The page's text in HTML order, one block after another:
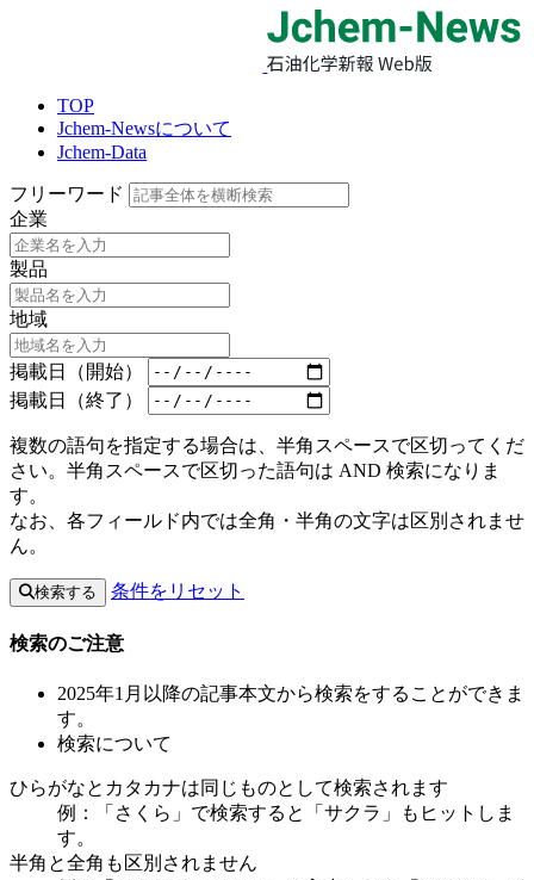
TOP
Jchem-Newsについて
Jchem-Data
フリーワード
企業
製品
地域
掲載日（開始）
掲載日（終了）
複数の語句を指定する場合は、半角スペースで区切ってくだ
さい。半角スペースで区切った語句は AND 検索になりま
す。
なお、各フィールド内では全角・半角の文字は区別されませ
ん。
検索する 条件をリセット
検索のご注意
2025年1月以降の記事本文から検索をすることができま
す。
検索について
ひらがなとカタカナは同じものとして検索されます
例：「さくら」で検索すると「サクラ」もヒットしま
す。
半角と全角も区別されません